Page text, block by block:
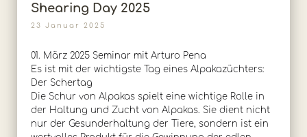
Shearing Day 2025
23 Januar 2025
01. März 2025 Seminar mit Arturo Pena
Es ist mit der wichtigste Tag eines Alpakazüchters:
Der Schertag
Die Schur von Alpakas spielt eine wichtige Rolle in
der Haltung und Zucht von Alpakas. Sie dient nicht
nur der Gesunderhaltung der Tiere, sondern ist ein